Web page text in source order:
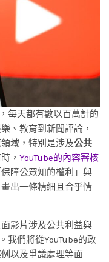
每天都有數以百萬計的
、教育到新聞評論，
域，特別是涉及公共
， YouTube的內容審核
障公眾知的權利」與
出一條精細且合乎情
影片涉及公共利益與
我們將從YouTube的政
以及爭議處理等面